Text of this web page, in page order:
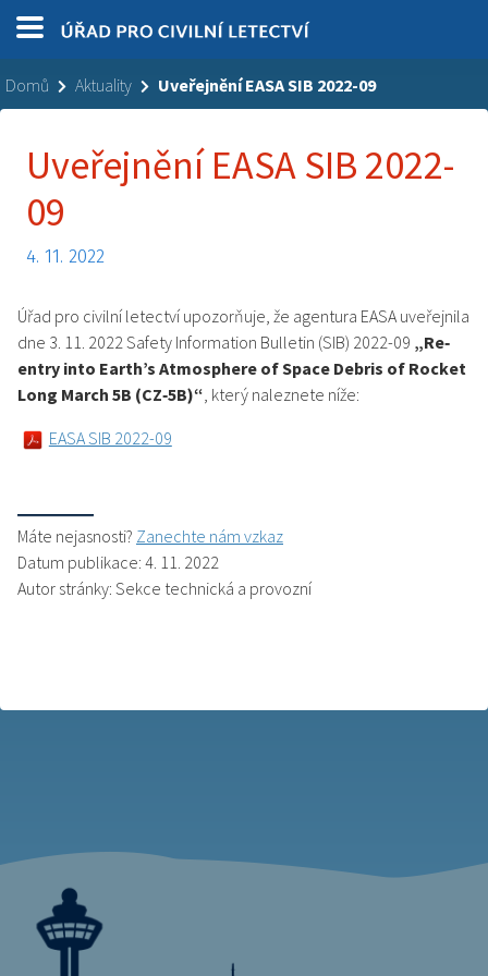
Domů Aktuality Uveřejnění EASA SIB 2022-09
Uveřejnění EASA SIB 2022-
09
4. 11. 2022
Úřad pro civilní letectví upozorňuje, že agentura EASA uveřejnila
dne 3. 11. 2022 Safety Information Bulletin (SIB) 2022-09 „Re‐
entry into Earth’s Atmosphere of Space Debris of Rocket
Long March 5B (CZ‐5B)“, který naleznete níže:
EASA SIB 2022-09
Máte nejasnosti? Zanechte nám vzkaz
Datum publikace: 4. 11. 2022
Autor stránky: Sekce technická a provozní